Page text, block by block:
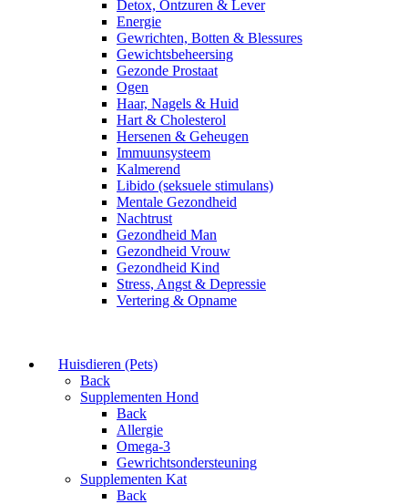
Detox, Ontzuren & Lever
Energie
Gewrichten, Botten & Blessures
Gewichtsbeheersing
Gezonde Prostaat
Ogen
Haar, Nagels & Huid
Hart & Cholesterol
Hersenen & Geheugen
Immuunsysteem
Kalmerend
Libido (seksuele stimulans)
Mentale Gezondheid
Nachtrust
Gezondheid Man
Gezondheid Vrouw
Gezondheid Kind
Stress, Angst & Depressie
Vertering & Opname
Huisdieren (Pets)
Back
Supplementen Hond
Back
Allergie
Omega-3
Gewrichtsondersteuning
Supplementen Kat
Back